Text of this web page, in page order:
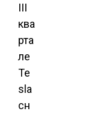
III
ква
рта
ле
Te
sla
сн